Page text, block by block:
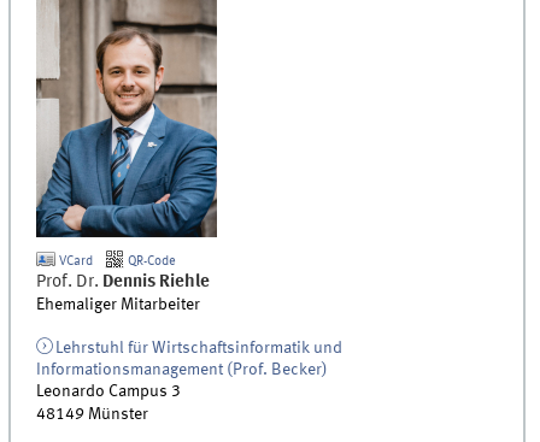
VCard QR-Code
Prof. Dr. Dennis Riehle
Ehemaliger Mitarbeiter
Lehrstuhl für Wirtschaftsinformatik und
Informationsmanagement (Prof. Becker)
Leonardo Campus 3
48149 Münster